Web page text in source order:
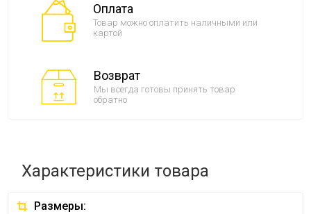
Оплата
Товар можно оплатить наличными или
картой
Возврат
Мы всегда готовы принять товар
обратно
Характеристики товара
Размеры: